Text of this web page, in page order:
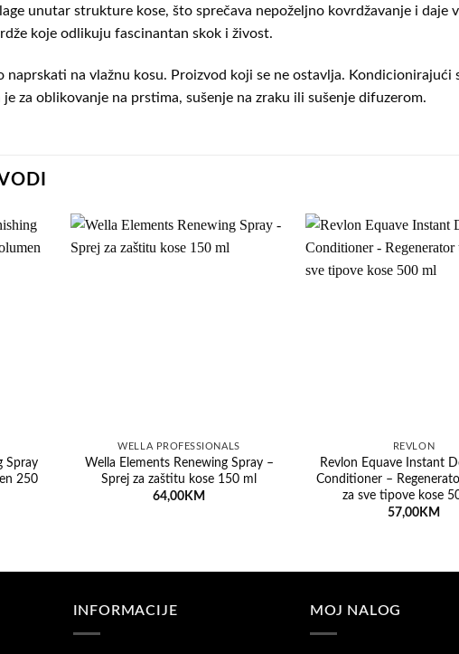
unutar strukture kose, što sprečava nepoželjno kovrdžavanje i
koje odlikuju fascinantan skok i živost.
naprskati na vlažnu kosu. Proizvod koji se ne ostavlja. Kondicionirajući
za oblikovanje na prstima, sušenje na zraku ili sušenje difuzerom.
Spray
250
WELLA PROFESSIONALS
Wella Elements Renewing Spray –
Sprej za zaštitu kose 150 ml
64,00 KM
REVLON
Revlon Equave Instant
Conditioner –
za sve tipove kose
57,00 KM
INFORMACIJE MOJ NALOG